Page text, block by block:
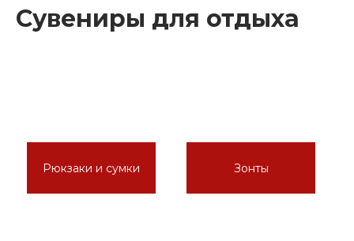
Сувениры для отдыха
Рюкзаки и сумки Зонты